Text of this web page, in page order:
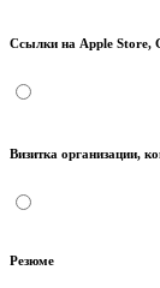
Ссылки на Apple Store,
Визитка организации,
Резюме